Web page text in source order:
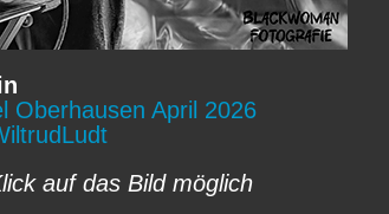
Oberhausen April 2026
auf das Bild möglich